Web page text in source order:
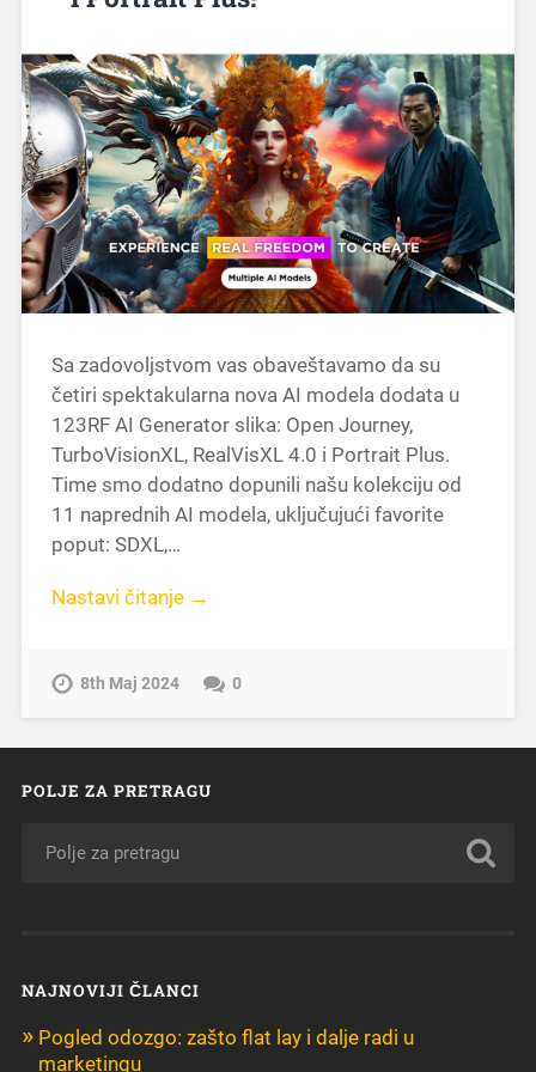
Sa zadovoljstvom vas obaveštavamo da su
četiri spektakularna nova AI modela dodata u
123RF AI Generator slika: Open Journey,
TurboVisionXL, RealVisXL 4.0 i Portrait Plus.
Time smo dodatno dopunili našu kolekciju od
11 naprednih AI modela, uključujući favorite
poput: SDXL,…
Nastavi čitanje →
8th Maj 2024 0
POLJE ZA PRETRAGU
NAJNOVIJI ČLANCI
Pogled odozgo: zašto flat lay i dalje radi u
marketingu